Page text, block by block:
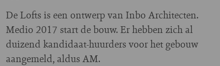
De Lofts is een ontwerp van Inbo Architecten.
Medio 2017 start de bouw. Er hebben zich al
duizend kandidaat-huurders voor het gebouw
aangemeld, aldus AM.